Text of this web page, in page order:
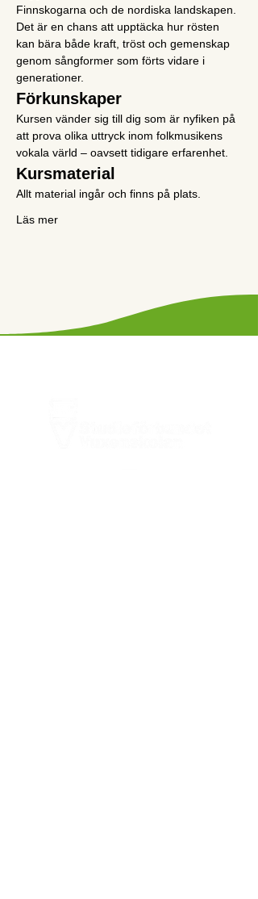
Finnskogarna och de nordiska landskapen.
Det är en chans att upptäcka hur rösten
kan bära både kraft, tröst och gemenskap
genom sångformer som förts vidare i
generationer.
Förkunskaper
Kursen vänder sig till dig som är nyfiken på
att prova olika uttryck inom folkmusikens
vokala värld – oavsett tidigare erfarenhet.
Kursmaterial
Allt material ingår och finns på plats.
Läs mer